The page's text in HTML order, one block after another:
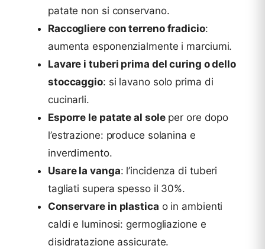
patate non si conservano.
Raccogliere con terreno fradicio:
aumenta esponenzialmente i marciumi.
Lavare i tuberi prima del curing o dello
stoccaggio: si lavano solo prima di
cucinarli.
Esporre le patate al soleper ore dopo
l’estrazione: produce solanina e
inverdimento.
Usare la vanga: l’incidenza di tuberi
tagliati supera spesso il 30%.
Conservare in plastica o in ambienti
caldi e luminosi: germogliazione e
disidratazione assicurate.